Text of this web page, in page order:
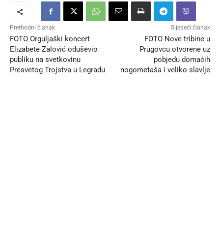
Prethodni članak
FOTO Orguljaški koncert
Elizabete Zalović oduševio
publiku na svetkovinu
Presvetog Trojstva u Legradu
Sljedeći članak
FOTO Nove tribine u
Prugovcu otvorene uz
pobjedu domaćih
nogometaša i veliko slavlje